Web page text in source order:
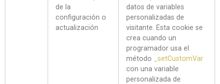
de la
configuración o
actualización
datos de variables
personalizadas de
visitante. Esta cookie se
crea cuando un
programador usa el
método
_setCustomVar
con una variable
personalizada de